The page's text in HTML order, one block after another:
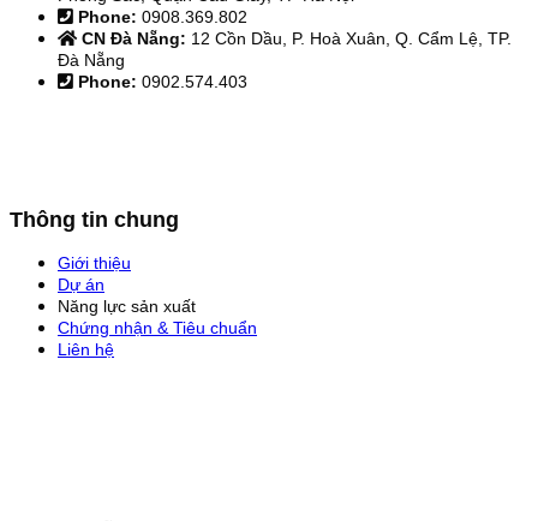
Phone: 0908.369.802
CN Đà Nẵng: 12 Cồn Dầu, P. Hoà Xuân, Q. Cẩm Lệ, TP.
Đà Nẵng
Phone: 0902.574.403
Thông tin chung
Giới thiệu
Dự án
Năng lực sản xuất
Chứng nhận & Tiêu chuẩn
Liên hệ